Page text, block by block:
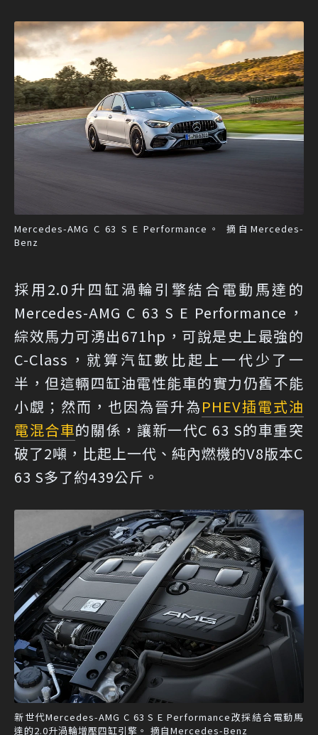
Mercedes-AMG C 63 S E Performance。 摘自Mercedes-
Benz
採用2.0升四缸渦輪引擎結合電動馬達的
Mercedes-AMG C 63 S E Performance，
綜效馬力可湧出671hp，可說是史上最強的
C-Class，就算汽缸數比起上一代少了一
半，但這輛四缸油電性能車的實力仍舊不能
小覷；然而，也因為晉升為PHEV插電式油
電混合車的關係，讓新一代C 63 S的車重突
破了2噸，比起上一代、純內燃機的V8版本C
63 S多了約439公斤。
新世代Mercedes-AMG C 63 S E Performance改採結合電動馬
達的2.0升渦輪增壓四缸引擎。 摘自Mercedes-Benz